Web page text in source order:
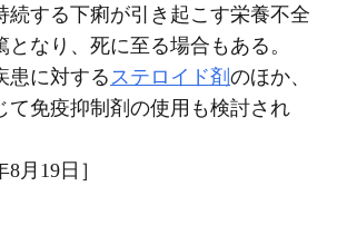
続する下痢が引き起こす栄養不全
なり、死に至る場合もある。
に対するステロイド剤 のほか、
て免疫抑制剤の使用も検討され
月19日］